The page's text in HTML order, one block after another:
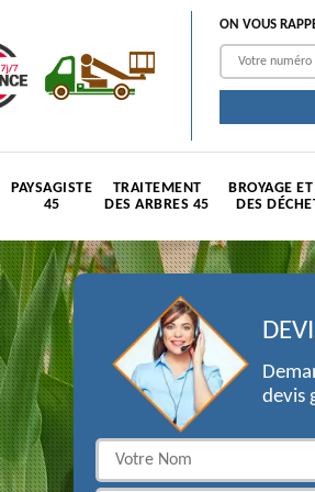
ON VOUS
PAYSAGISTE
45
TRAITEMENT
DES ARBRES 45
BROYAGE
DES
devis